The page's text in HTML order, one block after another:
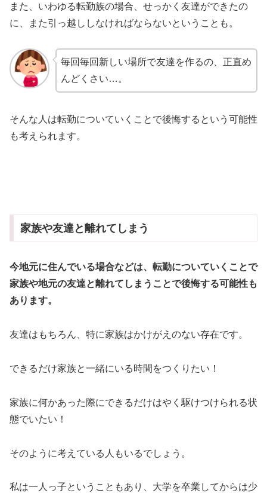
また、いわゆる転勤族の場合、せっかく友達ができたの
に、また引っ越ししなければならないということも。
毎回毎回新しい場所で友達を作るの、正直め
んどくさい…。
そんな人は転勤についていくことで後悔するという可能性
も考えられます。
家族や友達と離れてしまう
今地元に住んでいる場合などは、転勤についていくことで
家族や地元の友達と離れてしまうことで後悔する可能性も
あります。
友達はもちろん、特に家族はかけがえのない存在です。
できるだけ家族と一緒にいる時間をつくりたい！
家族に何かあった際にできるだけはやく駆けつけられる状
態でいたい！
そのように考えている人もいるでしょう。
私は一人っ子ということもあり、大学を卒業してからは少